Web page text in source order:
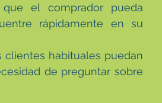
el comprador pueda
rápidamente en su
habituales puedan
de preguntar sobre